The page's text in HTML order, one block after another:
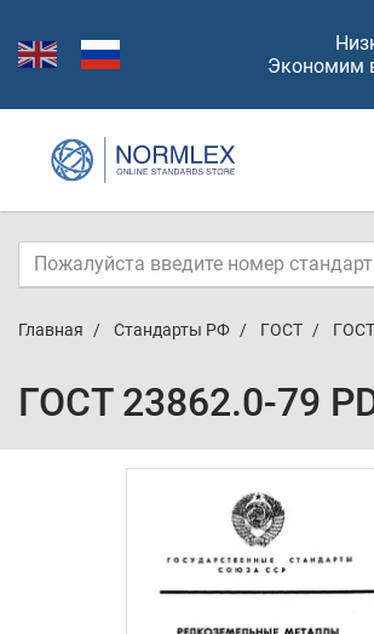
Экономим
Главная Стандарты РФ ГОСТ
ГОСТ 23862.0-79